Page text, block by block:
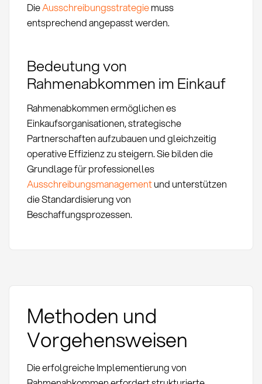
DieAusschreibungsstrategiemuss
entsprechend angepasst werden.
Bedeutung von
Rahmenabkommen im Einkauf
Rahmenabkommen ermöglichen es
Einkaufsorganisationen, strategische
Partnerschaften aufzubauen und gleichzeitig
operative Effizienz zu steigern. Sie bilden die
Grundlage für professionelles
Ausschreibungsmanagementund unterstützen
die Standardisierung von
Beschaffungsprozessen.
Methoden und
Vorgehensweisen
Die erfolgreiche Implementierung von